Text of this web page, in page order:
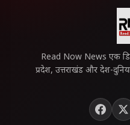
Read Now News एक
प्रदेश, उत्तराखंड और देश-